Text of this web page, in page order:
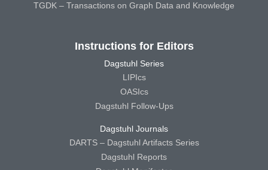
TGDK – Transactions on Graph Data and Knowledge
Instructions for Editors
Dagstuhl Series
LIPIcs
OASIcs
Dagstuhl Follow-Ups
Dagstuhl Journals
DARTS – Dagstuhl Artifacts Series
Dagstuhl Reports